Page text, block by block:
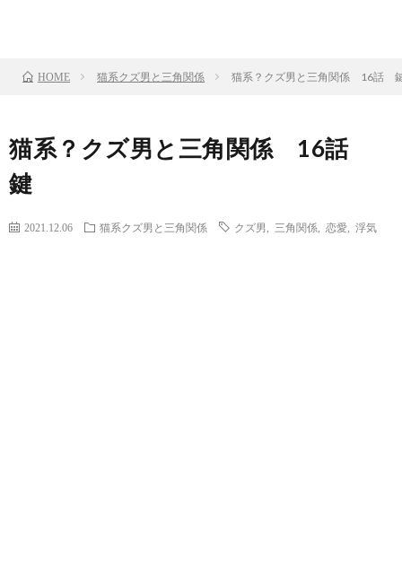
HOME 猫系クズ男と三角関係 猫系？クズ男と三角関係 16話
猫系？クズ男と三角関係 16話
鍵
2021.12.06 猫系クズ男と三角関係 クズ男 三角関係 恋愛 浮気